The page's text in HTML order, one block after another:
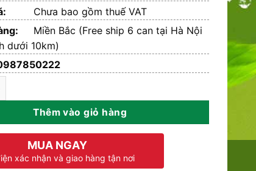
Chưa bao gồm thuế VAT
Miền Bắc (Free ship 6 can tại Hà Nội
dưới 10km)
Power View - Can 5L số lượng
Thêm vào giỏ hàng
MUA NGAY
xác nhận và giao hàng tận nơi